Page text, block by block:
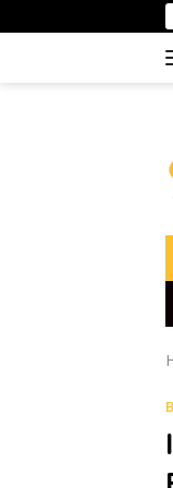
to
The Fed